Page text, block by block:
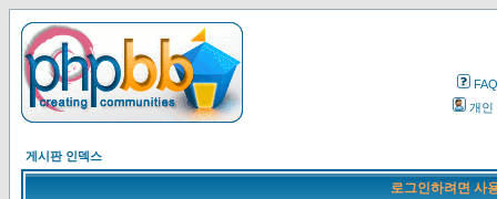
FAQ
개인
게시판 인덱스
로그인하려면 사